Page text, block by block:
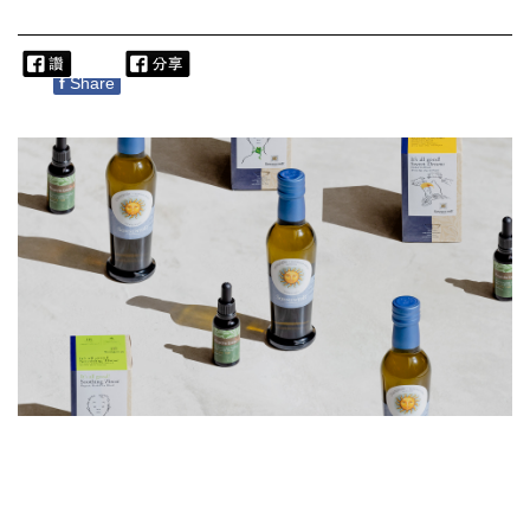
f Share